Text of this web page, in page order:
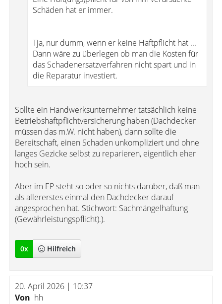
Schäden hat er immer.
Tja, nur dumm, wenn er keine Haftpflicht hat ...
Dann wäre zu überlegen ob man die Kosten für
das Schadenersatzverfahren nicht spart und in
die Reparatur investiert.
Sollte ein Handwerksunternehmer tatsächlich keine
Betriebshaftpflichtversicherung haben (Dachdecker
müssen das m.W. nicht haben), dann sollte die
Bereitschaft, einen Schaden unkompliziert und ohne
langes Gezicke selbst zu reparieren, eigentlich eher
hoch sein.
Aber im EP steht so oder so nichts darüber, daß man
als allererstes einmal den Dachdecker darauf
angesprochen hat. Stichwort: Sachmängelhaftung
(Gewährleistungspflicht).).
0x Hilfreich
20. April 2026 | 10:37
Von hh